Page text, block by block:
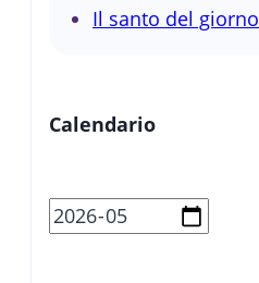
Il santo del giorno
Calendario